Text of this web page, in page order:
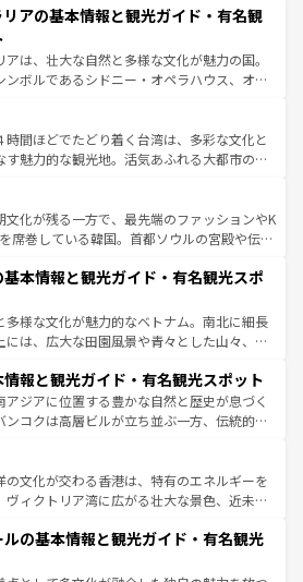
旅行者はアメリカの各地域で異なる魅力を楽
その多様性と豊かな歴史を感じることができ
のロードトリップや列車の旅も、アメリカ
スタイルだ。 なお、新着のアメリカ
ンツ一覧 を参照してほしい。
せない。また、定番の観光地といえばオアフ
自然を求めるならマウイ島やカウアイ島が
メラルドグリーンに輝く海をはじめ、豊かな
息づいている。「アロハスピリット」と呼ば
いローカルフードやハワイアンミュージッ
フラダンスなど、すべてがハワイの魅力を彩
れるたびに新しい発見と感動が待っているハ
覧
アの基本情報と観光ガイド・有名観
アは、壮大な自然と多様な文化が魅力の国。
ンボルであるシドニー・オペラハウス、オー
大陸中央部にそびえるウルル（エアーズロッ
ニアの美しい原生林やケアンズの熱帯雨林な
がたくさん。また、カフェやワイン、オージ
ビティも充実しており、サーフィンやダイ
キングなど、アウトドア好きにはたまらな
ラリアの多彩な魅力を存分に味わいつくそ
い。
時間ほどでたどり着く台湾は、多彩な文化と
す魅力的な観光地。活気あふれる大都市の台
山岳地帯である台湾東部など、都市の喧騒
さが共存しており、訪れる人に新しい発見と
してくれる。また、奥深い台湾の食文化も魅
評判のスイーツなど、バラエティ豊かな料理
。
文化が残る一方で、最先端のファッションやK
席巻している韓国。首都ソウルの宮殿や伝統
を延ばせば四季折々の自然美を楽しむことが
て、キムチや焼肉、絶品のストリートフード
まな韓国料理が待っている。夜には、韓国な
トライフも堪能できる。あたたかいホスピタ
わってみてほしい。 なお、新着の韓国情報はコンテンツ一
ほしい。
本情報と観光ガイド・有名観光スポ
多様な文化が魅力的なベトナム。南北に細長
には、広大な田園風景や青々とした山々、世
共に伝統が息づく。ハノイの古い町並みやホ
フランス統治時代の建物も、独特の雰囲気を
る。また、バラエティの豊かさとおいしさで
バインミー、ベトナムコーヒーなどは、ぜ
いたい。どの地域を訪れてもあたたかい人々
えてくれるので、きっと忘れられない旅にな
い。
報と観光ガイド・有名観光スポット
アジアに位置する豊かな自然と歴史が息づく
ンコクは高層ビルが立ち並ぶ一方、伝統的な
ている。北部ではチェンマイなどの山岳地
れ合い、南部ではプーケットやクラビの美し
ゾート気分を楽しむことができる。タイ料理
は一年中温暖で、どの季節にも異なる楽しみ
。親しみやすいタイの人々、仏教を中心とし
て多様な観光資源が、訪れる旅人を魅了し続
の文化が交わる香港は、特有のエネルギーを
ヴィクトリア湾に広がる壮大な景色、近未来
れても感動するはず。観光スポットが密集し
よく見どころを回れるのも魅力。息をのむよ
文化的な体験まで、香港を存分に楽しみ尽く
ルの基本情報と観光ガイド・有名観光